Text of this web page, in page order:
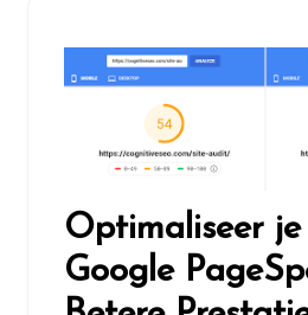
Optimaliseer
Google